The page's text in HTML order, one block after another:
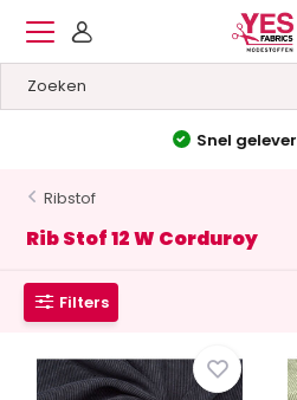
Hoge kwaliteit&
Ribstof
Rib Stof 12 W Corduroy
Filters